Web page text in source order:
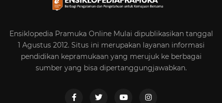
Ensiklopedia Pramuka Online Mulai dipublikasikan tanggal
1 Agustus 2012. Situs ini merupakan layanan informasi
pendidikan kepramukaan yang merujuk ke berbagai
sumber yang bisa dipertanggungjawabkan.